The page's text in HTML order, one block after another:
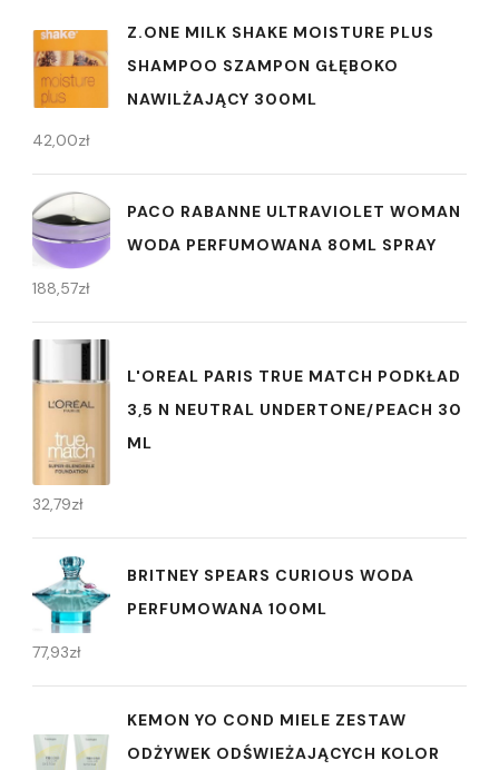
Z.ONE MILK SHAKE MOISTURE PLUS
SHAMPOO SZAMPON GŁĘBOKO
NAWILŻAJĄCY 300ML
42,00zł
PACO RABANNE ULTRAVIOLET WOMAN
WODA PERFUMOWANA 80ML SPRAY
188,57zł
L'OREAL PARIS TRUE MATCH PODKŁAD
3,5 N NEUTRAL UNDERTONE/PEACH 30
ML
32,79zł
BRITNEY SPEARS CURIOUS WODA
PERFUMOWANA 100ML
77,93zł
KEMON YO COND MIELE ZESTAW
ODŻYWEK ODŚWIEŻAJĄCYCH KOLOR